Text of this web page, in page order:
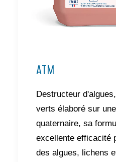
ATM
Destructeur
verts élaboré sur
quaternaire, sa
excellente efficacité
des algues, lichens